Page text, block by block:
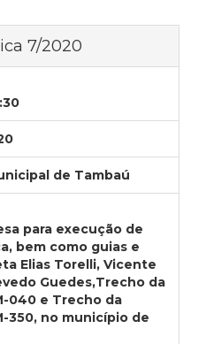
7/2020
de Tambaú
para execução de
bem como guias e
Elias Torelli, Vicente
Guedes,Trecho da
040 e Trecho da
350, no município de